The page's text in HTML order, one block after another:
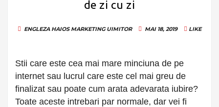
de zi cu zi
ENGLEZA HAIOS MARKETING UIMITOR MAI 18, 2019 LIKE
Stii care este cea mai mare minciuna de pe
internet sau lucrul care este cel mai greu de
finalizat sau poate cum arata adevarata iubire?
Toate aceste intrebari par normale, dar vei fi